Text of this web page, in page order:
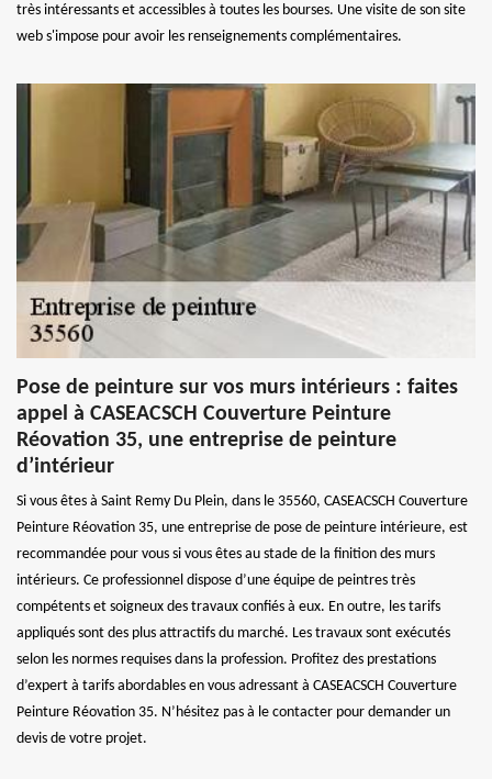
très intéressants et accessibles à toutes les bourses. Une visite de son site
web s'impose pour avoir les renseignements complémentaires.
Pose de peinture sur vos murs intérieurs : faites
appel à CASEACSCH Couverture Peinture
Réovation 35, une entreprise de peinture
d’intérieur
Si vous êtes à Saint Remy Du Plein, dans le 35560, CASEACSCH Couverture
Peinture Réovation 35, une entreprise de pose de peinture intérieure, est
recommandée pour vous si vous êtes au stade de la finition des murs
intérieurs. Ce professionnel dispose d’une équipe de peintres très
compétents et soigneux des travaux confiés à eux. En outre, les tarifs
appliqués sont des plus attractifs du marché. Les travaux sont exécutés
selon les normes requises dans la profession. Profitez des prestations
d’expert à tarifs abordables en vous adressant à CASEACSCH Couverture
Peinture Réovation 35. N’hésitez pas à le contacter pour demander un
devis de votre projet.